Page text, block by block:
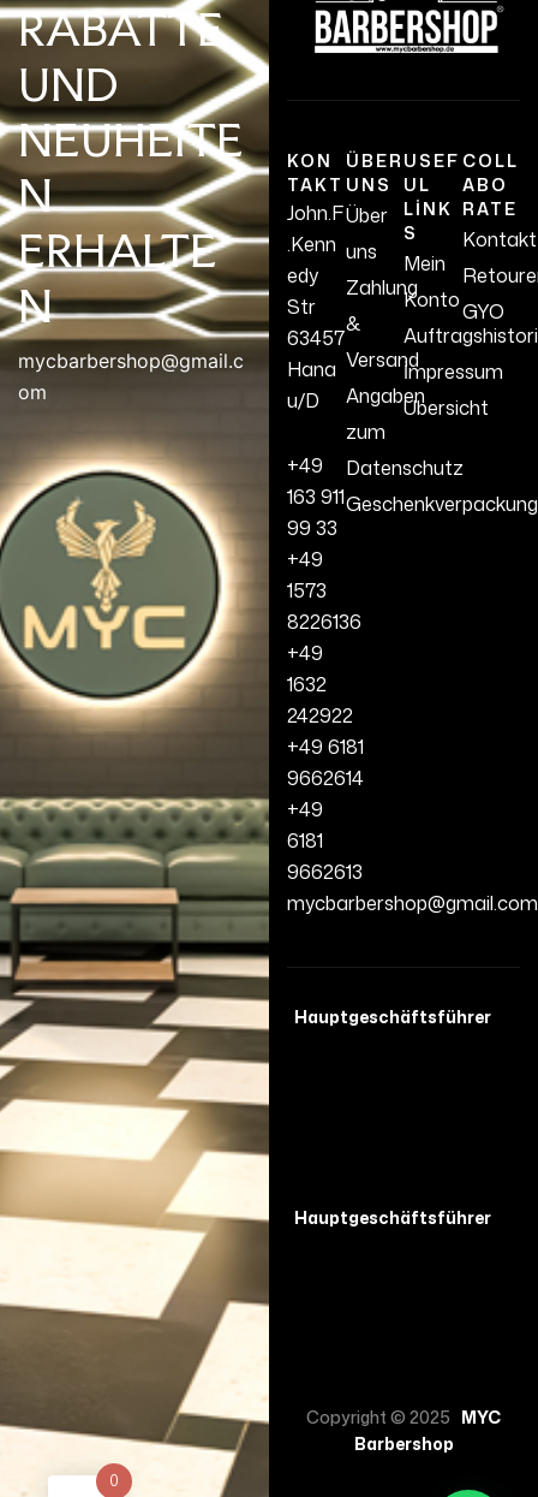
KON
TAKT
John.F
.Kenn
edy
Str
63457
Hana
u/D
+49
163 911
99 33
+49
1573
8226136
+49
1632
242922
+49 6181
9662614
+49
6181
9662613
mycbarbershop@gmail.com
ÜBER
UNS
Über
uns
Zahlung
&
Versand
Angaben
zum
Datenschutz
Geschenkverpackung
USEF
UL
LINK
S
Mein
Konto
İmpressum
Übersicht
COLL
ABO
RATE
Kontakt
GYO
Hauptgeschäftsführer
Hauptgeschäftsführer
Copyright © 2025 MYC
Barbershop
RABATTE
UND
NEUHEITE
N
ERHALTE
N
mycbarbershop@gmail.c
om
0